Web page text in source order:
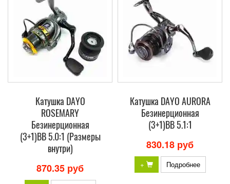
Катушка DAYO
ROSEMARY
Безинерционная
(3+1)BB 5.0:1 (Размеры
внутри)
870.35 руб
Катушка DAYO AURORA
Безинерционная
(3+1)BB 5.1:1
830.18 руб
+ Подробнее